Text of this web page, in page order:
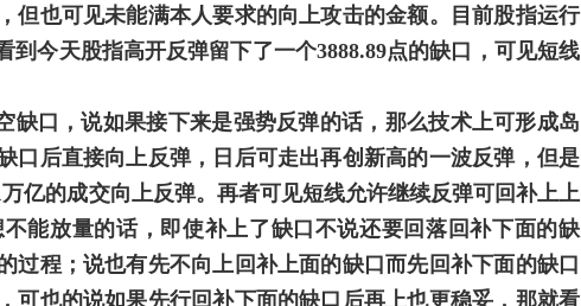
但也可见未能满本人要求的向上攻击的金额。目前股指运行
今天股指高开反弹留下了一个3888.89点的缺口，可见短线
口，说如果接下来是强势反弹的话，那么技术上可形成岛
口后直接向上反弹，日后可走出再创新高的一波反弹，但是
亿的成交向上反弹。再者可见短线允许继续反弹可回补上上
能放量的话，即使补上了缺口不说还要回落回补下面的缺
过程；说也有先不向上回补上面的缺口而先回补下面的缺口
可也的说如果先行回补下面的缺口后再上也更稳妥，那就看